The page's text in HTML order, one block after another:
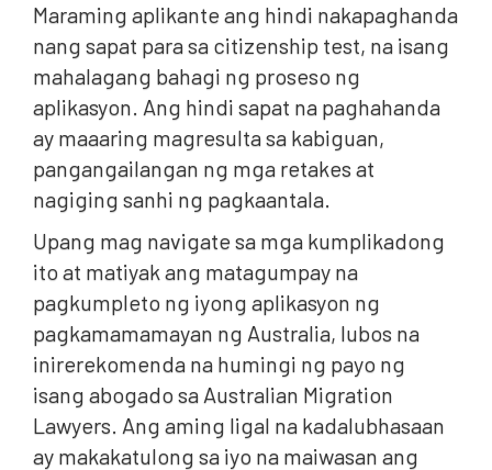
Maraming aplikante ang hindi nakapaghanda
nang sapat para sa citizenship test, na isang
mahalagang bahagi ng proseso ng
aplikasyon. Ang hindi sapat na paghahanda
ay maaaring magresulta sa kabiguan,
pangangailangan ng mga retakes at
nagiging sanhi ng pagkaantala.
Upang mag navigate sa mga kumplikadong
ito at matiyak ang matagumpay na
pagkumpleto ng iyong aplikasyon ng
pagkamamamayan ng Australia, lubos na
inirerekomenda na humingi ng payo ng
isang abogado sa Australian Migration
Lawyers. Ang aming ligal na kadalubhasaan
ay makakatulong sa iyo na maiwasan ang